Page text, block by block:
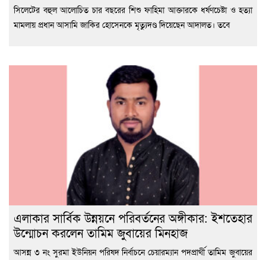
সিলেটের বহুল আলোচিত চার বছরের শিশু ফাহিমা আক্তারকে ধর্ষণচেষ্টা ও হত্যা
মামলায় প্রধান আসামি জাকির হোসেনকে মৃত্যুদণ্ড দিয়েছেন আদালত। তবে
এলাকার সার্বিক উন্নয়নে পরিবর্তনের অঙ্গীকার: ইশতেহার
উন্মোচন করলেন তামিম জুবায়ের মিনহাজ
আসন্ন ৩ নং সুরমা ইউনিয়ন পরিষদ নির্বাচনে চেয়ারম্যান পদপ্রার্থী তামিম জুবায়ের